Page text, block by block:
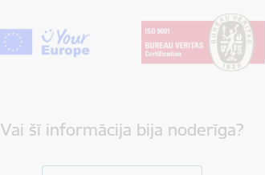
Vai šī informācija bija noderīga?